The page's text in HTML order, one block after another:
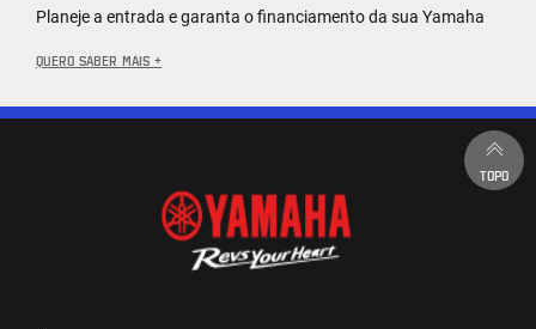
Planeje a entrada e garanta o financiamento da sua Yamaha
QUERO SABER MAIS +
TOPO